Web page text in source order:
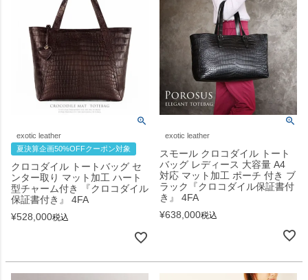
exotic leather
夏決算企画50%OFFクーポン対象
クロコダイル トートバッグ セ
ンター取り マット加工 ハート
型チャーム付き 『クロコダイル
保証書付き』 4FA
¥528,000税込
exotic leather
スモール クロコダイル トート
バッグ レディース 大容量 A4
対応 マット加工 ポーチ 付き ブ
ラック『クロコダイル保証書付
き』 4FA
¥638,000税込